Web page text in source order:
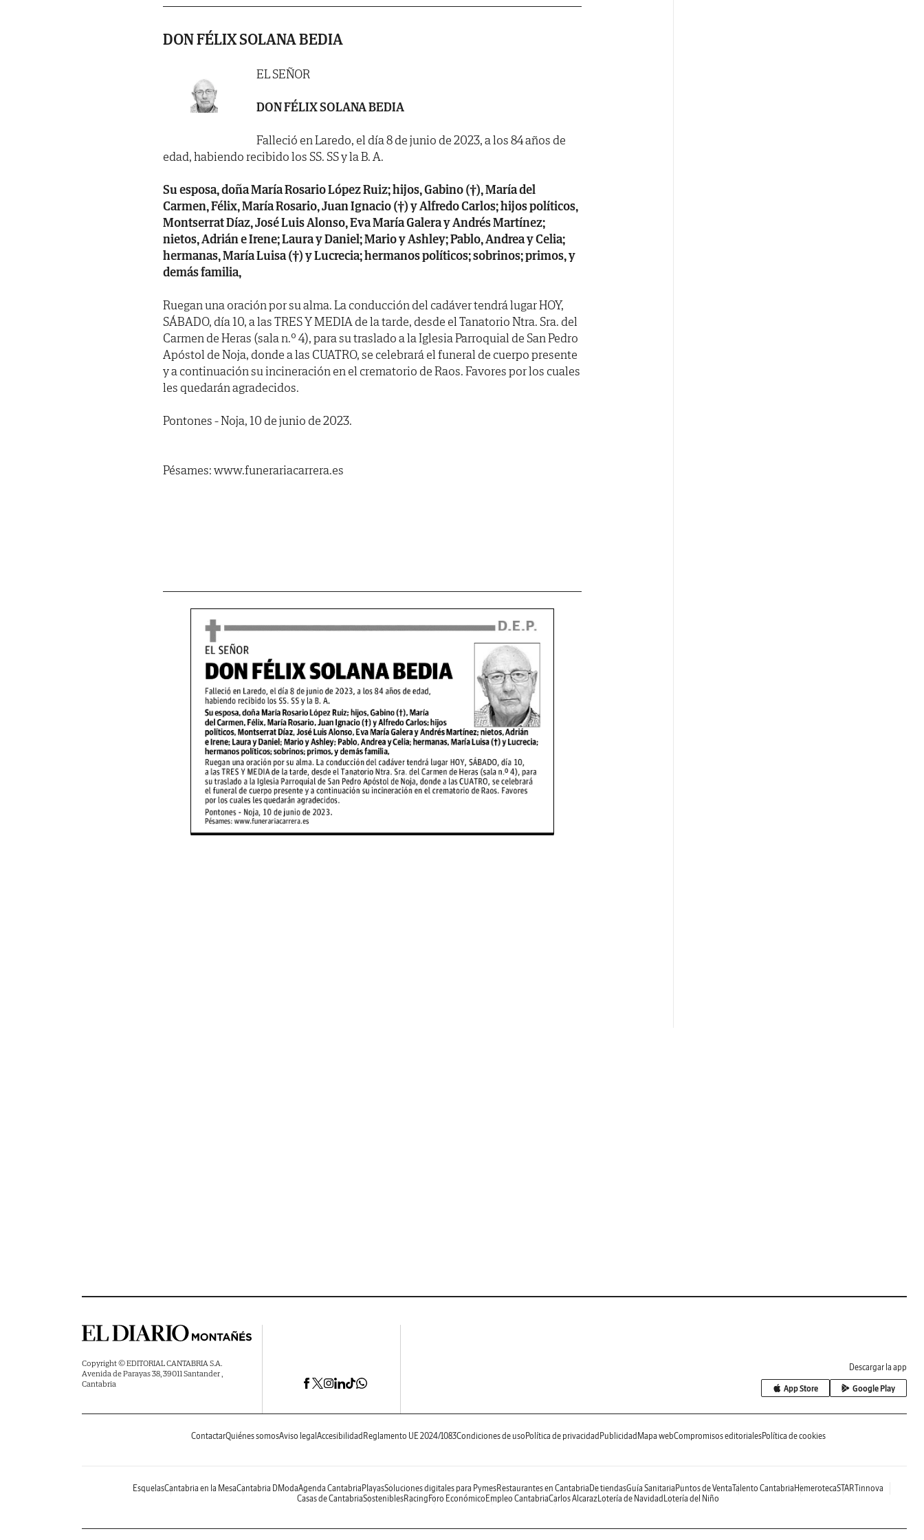
DON FÉLIX SOLANA BEDIA
EL SEÑOR
DON FÉLIX SOLANA BEDIA
Falleció en Laredo, el día 8 de junio de 2023, a los 84 años de
edad, habiendo recibido los SS. SS y la B. A.
Su esposa, doña María Rosario López Ruiz; hijos, Gabino (†), María del
Carmen, Félix, María Rosario, Juan Ignacio (†) y Alfredo Carlos; hijos políticos,
Montserrat Díaz, José Luis Alonso, Eva María Galera y Andrés Martínez;
nietos, Adrián e Irene; Laura y Daniel; Mario y Ashley; Pablo, Andrea y Celia;
hermanas, María Luisa (†) y Lucrecia; hermanos políticos; sobrinos; primos, y
demás familia,
Ruegan una oración por su alma. La conducción del cadáver tendrá lugar HOY,
SÁBADO, día 10, a las TRES Y MEDIA de la tarde, desde el Tanatorio Ntra. Sra. del
Carmen de Heras (sala n.º 4), para su traslado a la Iglesia Parroquial de San Pedro
Apóstol de Noja, donde a las CUATRO, se celebrará el funeral de cuerpo presente
y a continuación su incineración en el crematorio de Raos. Favores por los cuales
les quedarán agradecidos.
Pontones - Noja, 10 de junio de 2023.
Pésames: www.funerariacarrera.es
Copyright © EDITORIAL CANTABRIA S.A.
Avenida de Parayas 38, 39011 Santander ,
Cantabria
Descargar la app
App Store Google Play
ContactarQuiénes somosAviso legal Accesibilidad Reglamento UE 2024/1083Condiciones de uso Política de privacidad Publicidad Mapa webCompromisos editorialesPolítica de cookies
EsquelasCantabria en la MesaCantabria DModaAgenda Cantabria PlayasSoluciones digitales para PymesRestaurantes en Cantabria De tiendasGuía Sanitaria Puntos de VentaTalento Cantabria HemerotecaSTARTinnova
Casas de CantabriaSosteniblesRacing Foro Económico Empleo CantabriaCarlos AlcarazLotería de Navidad Lotería del Niño